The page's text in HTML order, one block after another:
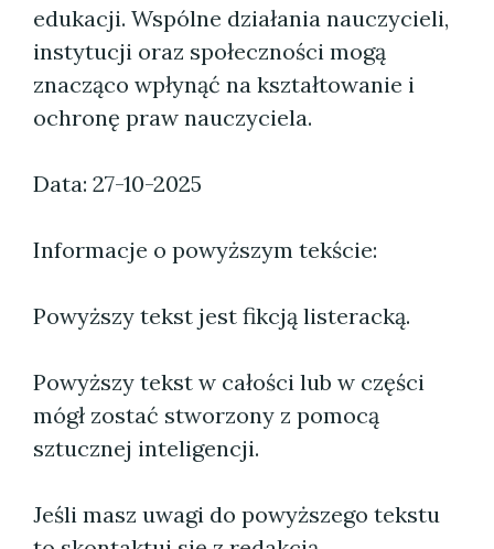
edukacji. Wspólne działania nauczycieli,
instytucji oraz społeczności mogą
znacząco wpłynąć na kształtowanie i
ochronę praw nauczyciela.
Data: 27-10-2025
Informacje o powyższym tekście:
Powyższy tekst jest fikcją listeracką.
Powyższy tekst w całości lub w części
mógł zostać stworzony z pomocą
sztucznej inteligencji.
Jeśli masz uwagi do powyższego tekstu